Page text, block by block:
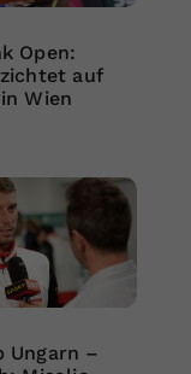
Open:
auf
Wien
Ungarn –